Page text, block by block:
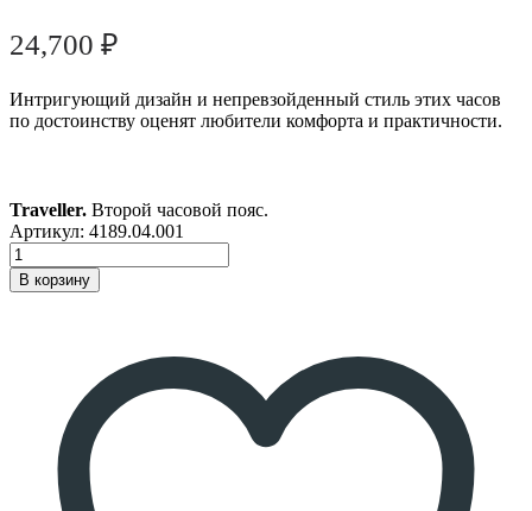
24,700 ₽
Интригующий дизайн и непревзойденный стиль этих часов
по достоинству оценят любители комфорта и практичности.
Traveller. Второй часовой пояс.
Артикул: 4189.04.001
В корзину